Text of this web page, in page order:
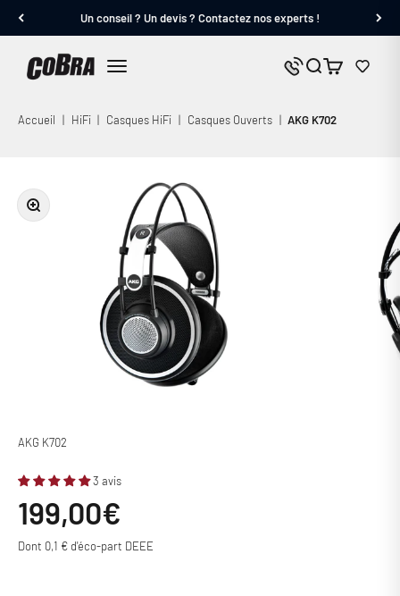
Un conseil ? Un devis ? Contactez nos experts !
Cobra.fr
Nous contacter
Panier
Accueil | HiFi | Casques HiFi | Casques Ouverts | AKG K702
Zoomer sur l'image
AKG K702
3 avis
Prix de vente
199,00€
Dont 0,1 € d'éco-part DEEE